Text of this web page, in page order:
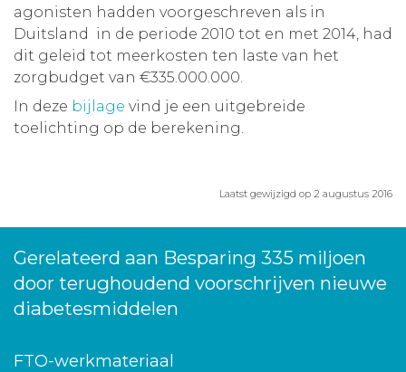
agonisten hadden voorgeschreven als in
Duitsland in de periode 2010 tot en met 2014, had
dit geleid tot meerkosten ten laste van het
zorgbudget van €335.000.000.
In deze bijlage vind je een uitgebreide
toelichting op de berekening.
Laatst gewijzigd op 2 augustus 2016
Gerelateerd aan Besparing 335 miljoen
door terughoudend voorschrijven nieuwe
diabetesmiddelen
FTO-werkmateriaal